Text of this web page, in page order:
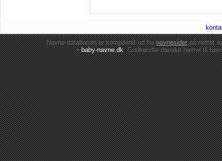
Navne-databasen er kompileret ud franavnesiderpå nettet
•baby-navne.dk: Godkendte danskenavne til børn